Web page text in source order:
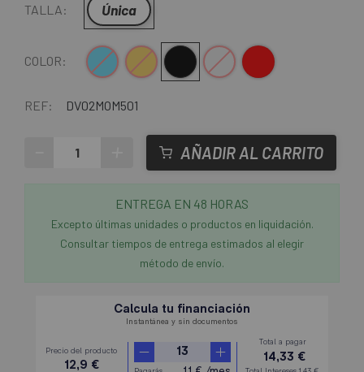
TALLA: Única
COLOR: Azul Dorado Negro Plata
REF: DV02MOM501
AÑADIR AL CARRITO
ENTREGA EN 48 HORAS
Excepto últimas unidades o productos en liquidación.
Consultar tiempos de entrega estimados al elegir
método de envío.